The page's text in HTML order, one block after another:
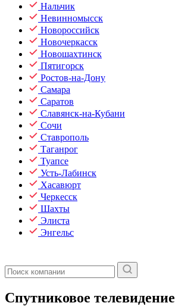
Нальчик
Невинномысск
Новороссийск
Новочеркасск
Новошахтинск
Пятигорск
Ростов-на-Дону
Самара
Саратов
Славянск-на-Кубани
Сочи
Ставрополь
Таганрог
Туапсе
Усть-Лабинск
Хасавюрт
Черкесск
Шахты
Элиста
Энгельс
Спутниковое телевидение